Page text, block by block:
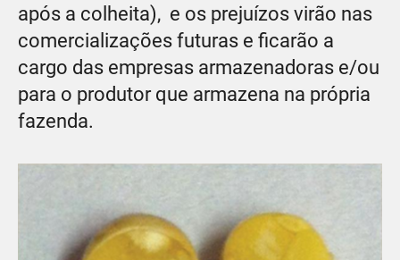
após a colheita), e os prejuízos virão nas
comercializações futuras e ficarão a
cargo das empresas armazenadoras e/ou
para o produtor que armazena na própria
fazenda.